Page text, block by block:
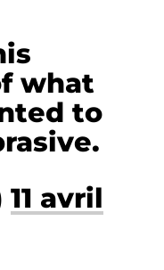
what
to
11 avril